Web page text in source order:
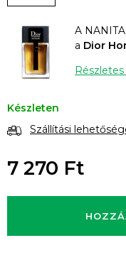
A
a Dior
Készleten
Szállítási
7 270 Ft